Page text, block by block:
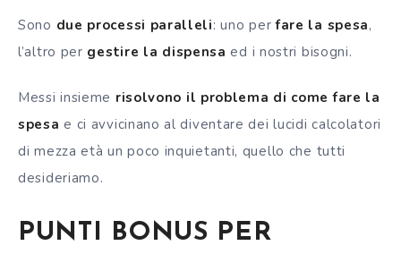
Sono due processi paralleli: uno perfare la spesa,
l’altro per gestire la dispensa ed i nostri bisogni.
Messi insieme risolvono il problema di come fare la
spesa e ci avvicinano al diventare dei lucidi calcolatori
di mezza età un poco inquietanti, quello che tutti
desideriamo.
PUNTI BONUS PER